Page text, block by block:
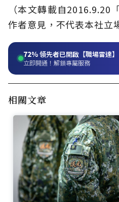
（本文轉載自2016.9.20
作者意見，不代表本社立
72%領先者已開啟【職場雷達】
立即開通！解鎖專屬服務
相關文章